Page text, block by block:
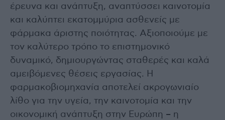
έρευνα και ανάπτυξη, αναπτύσσει καινοτομία
και καλύπτει εκατομμύρια ασθενείς με
φάρμακα άριστης ποιότητας. Αξιοποιούμε με
τον καλύτερο τρόπο το επιστημονικό
δυναμικό, δημιουργώντας σταθερές και καλά
αμειβόμενες θέσεις εργασίας. Η
φαρμακοβιομηχανία αποτελεί ακρογωνιαίο
λίθο για την υγεία, την καινοτομία και την
οικονομική ανάπτυξη στην Ευρώπη – η